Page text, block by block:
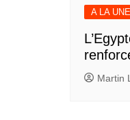
A LA UNE
Martin